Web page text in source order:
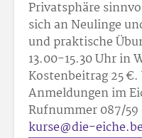
Privatsphäre
sich an Neulinge
und praktische
13.00-15.30 Uhr in
Kostenbeitrag 25
Anmeldungen im
Rufnummer 087/59
kurse@die-